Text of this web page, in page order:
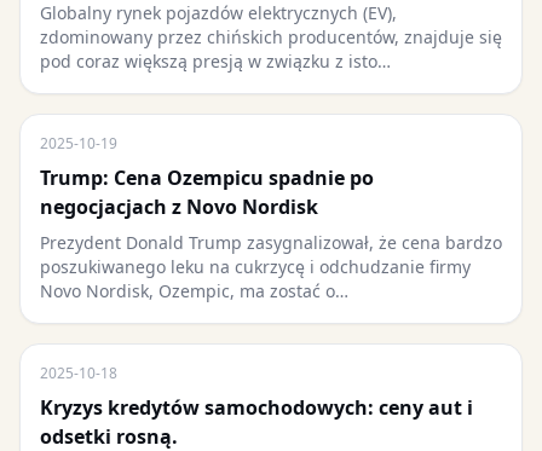
Globalny rynek pojazdów elektrycznych (EV),
zdominowany przez chińskich producentów, znajduje się
pod coraz większą presją w związku z isto…
2025-10-19
Trump: Cena Ozempicu spadnie po
negocjacjach z Novo Nordisk
Prezydent Donald Trump zasygnalizował, że cena bardzo
poszukiwanego leku na cukrzycę i odchudzanie firmy
Novo Nordisk, Ozempic, ma zostać o…
2025-10-18
Kryzys kredytów samochodowych: ceny aut i
odsetki rosną.